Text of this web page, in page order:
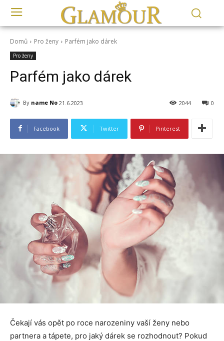
Domů Pro ženy Parfém jako dárek
Pro ženy
Parfém jako dárek
By name No 21.6.2023 0
2044
Facebook Twitter Pinterest
Čekají vás opět po roce narozeniny vaší ženy nebo
partnera a tápete, pro jaký dárek se rozhodnout? Pokud